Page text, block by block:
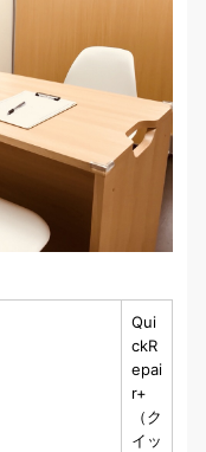
Qui
ckR
epai
r+
（ク
イッ